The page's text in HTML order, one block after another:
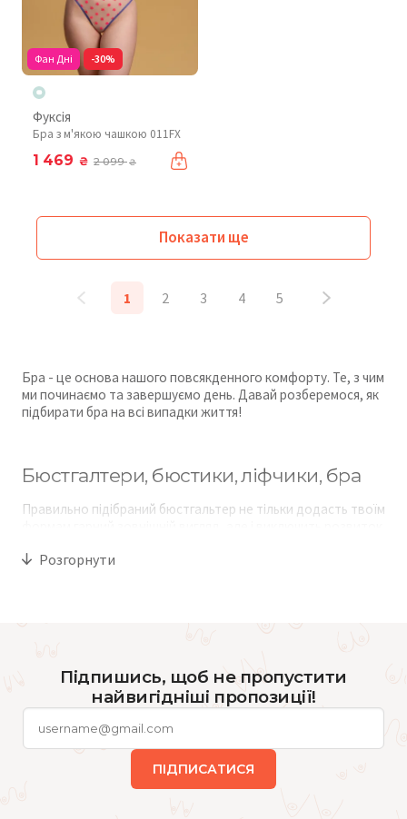
Фан Дні -30%
Фуксія
Бра з м'якою чашкою 011FX
1 469 ₴ 2 099₴
Показати ще
1 2 3 4 5
Бра - це основа нашого повсякденного комфорту. Те, з чим
ми починаємо та завершуємо день. Давай розберемося, як
підбирати бра на всі випадки життя!
Бюстгалтери, бюстики, ліфчики, бра
Правильно підібраний бюстгальтер не тільки додасть твоїм
плечі та рухатися вільно. Щоб не помилитися з правильним
онлайн-консультантів з 9:00 до 21:00.
Види бра для різних і
неповторних
Балконет – на вечір та глибокі вирізи
Розгорнути
Підпишись, щоб не пропустити
найвигідніші пропозиції!
ПІДПИСАТИСЯ